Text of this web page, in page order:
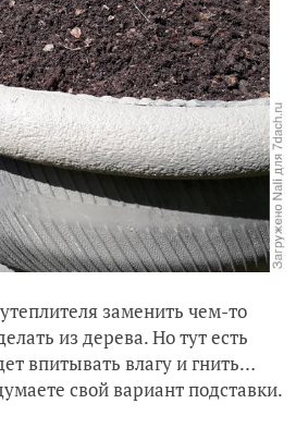
заменить чем-то
из дерева. Но тут есть
впитывать влагу и гнить…
свой вариант подставки.